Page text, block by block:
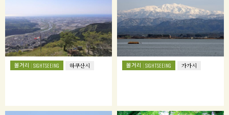
볼거리 SIGHTSEEING 하쿠산시 볼거리 SIGHTSEEING 가가시